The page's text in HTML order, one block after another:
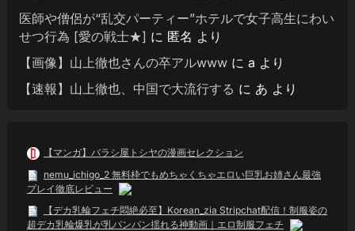
医師や僧侶が“乱交パーティー”ホテルで女子高生にわい
せつ行為 [愛の戦士★] に 匿名 より
【画像】山上徹也さんの卒アルwwwに a より
【速報】山上徹也、中国で大流行する に あ より
【マンガ】バラシ屋トシヤの漫画セレクション
nemu_ichigo_2 無料枠でもめちゃくちゃエロい巨乳お姉さん最強
プレイ徹底レビュー
【デカ乳輪フェチ悶絶必至】Korean_zia Stripchat配信！制服姿の
超デカ乳輪爆乳が乳パンパン揺れる神動画｜エロ制服フェチ